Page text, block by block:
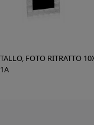
FOTO RITRATTO